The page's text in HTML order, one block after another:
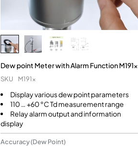
Dew point Meter with Alarm Function M191x
SKU M191x
Display various dew point parameters
110 … +60 °C Td measurement range
Relay alarm output and information
display
Accuracy (Dew Point)